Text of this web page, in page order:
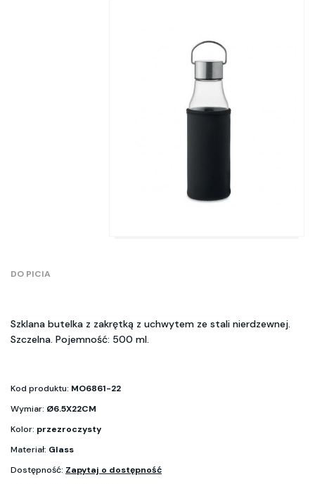
DO PICIA
Szklana butelka z zakrętką z uchwytem ze stali nierdzewnej.
Szczelna. Pojemność: 500 ml.
Kod produktu: MO6861-22
Wymiar: Ø6.5X22CM
Kolor: przezroczysty
Materiał: Glass
Dostępność: Zapytaj o dostępność